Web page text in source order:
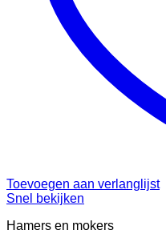
Toevoegen aan verlanglijst
Snel bekijken
Hamers en mokers